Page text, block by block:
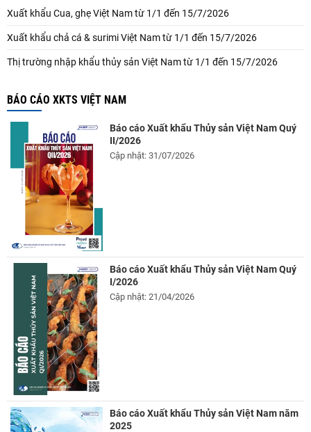
Xuất khẩu Cua, ghẹ Việt Nam từ 1/1 đến 15/7/2026
Xuất khẩu chả cá & surimi Việt Nam từ 1/1 đến 15/7/2026
Thị trường nhập khẩu thủy sản Việt Nam từ 1/1 đến 15/7/2026
BÁO CÁO XKTS VIỆT NAM
Báo cáo Xuất khẩu Thủy sản Việt Nam Quý
II/2026
Cập nhật: 31/07/2026
Báo cáo Xuất khẩu Thủy sản Việt Nam Quý
I/2026
Cập nhật: 21/04/2026
Báo cáo Xuất khẩu Thủy sản Việt Nam năm
2025